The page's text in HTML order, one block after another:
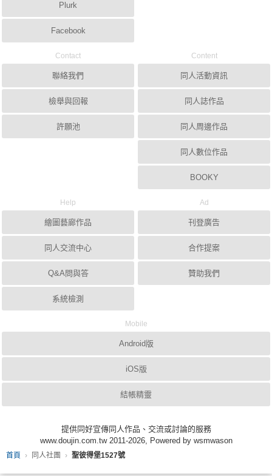
首頁 同人社團 聖彼得堡1527號
Plurk
Facebook
Contact
聯絡我們
檢舉與回報
許願池
Content
同人活動資訊
同人誌作品
同人周邊作品
同人數位作品
BOOKY
Help
繪圖藝廊作品
同人交流中心
Q&A問與答
系統檢測
Ad
刊登廣告
合作提案
贊助我們
Mobile
Android版
iOS版
結帳精靈
提供同好宣傳同人作品、交流或討論的服務
www.doujin.com.tw 2011-2026, Powered by wsmwason